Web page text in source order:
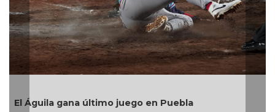
último juego en Puebla
Después de
Medellín de